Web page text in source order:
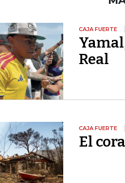
CAJA FUERTE
Real
CAJA FUERTE
El